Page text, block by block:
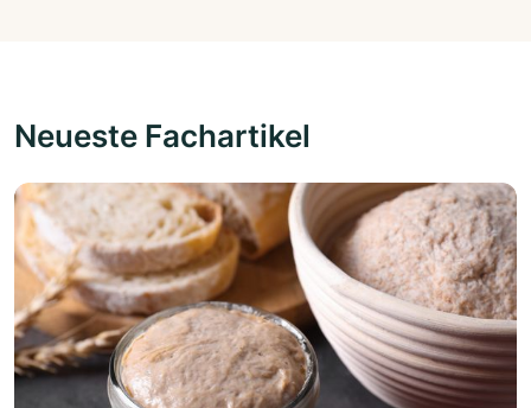
Neueste Fachartikel